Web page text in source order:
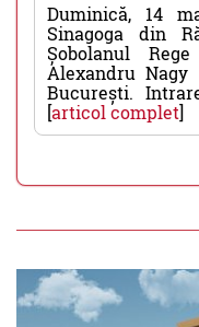
Duminică, 14
Sinagoga din
Șobolanul
Alexandru
București.
[articol complet]